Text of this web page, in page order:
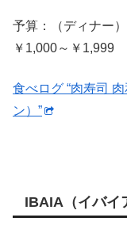
予算：（ディナー）
￥1,000～￥1,999
食べログ “肉寿司
ン）”
IBAIA（イバイ